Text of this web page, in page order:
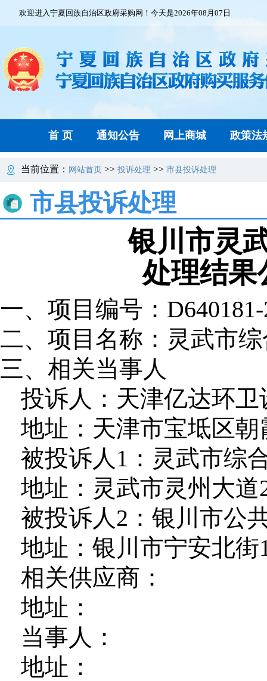
欢迎进入宁夏回族自治区政府采购网！今天是2026年08月07日
首 页 通知公告 网上商城 政策法
当前位置： 网站首页 >> 投诉处理 >> 市县投诉处理
市县投诉处理
银川市灵
处理结果
一、项目编号：
二、项目名称： 灵武市
三、相关当事人
投诉人：天津亿达环
地址：天津市宝坻区
被投诉人1：灵武市综
地址：灵武市灵州大道
被投诉人2：银川市公
地址：银川市宁安北街
相关供应商：
地址：
当事人：
地址：